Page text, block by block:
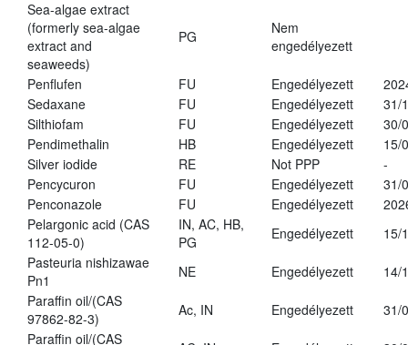
Sea-algae extract
(formerly sea-algae
extract and
seaweeds)
PG
Nem
engedélyezett
Penflufen FU Engedélyezett
Sedaxane
FU Engedélyezett
31/
Silthiofam
FU Engedélyezett
30/
Pendimethalin
HB Engedélyezett
15/
Silver iodide
RE Not PPP
-
Pencycuron
FU Engedélyezett
31/
Penconazole
FU Engedélyezett
Pelargonic acid (CAS
112-05-0)
IN, AC, HB,
PG
Engedélyezett
15/
Pasteuria nishizawae
Pn1
NE Engedélyezett
14/
Paraffin oil/(CAS
97862-82-3)
Ac, IN Engedélyezett
31/
Paraffin oil/(CAS